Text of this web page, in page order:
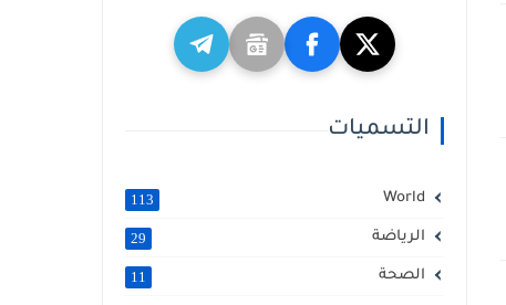
التسميات
World
113
الرياضة 29
الصحة 11